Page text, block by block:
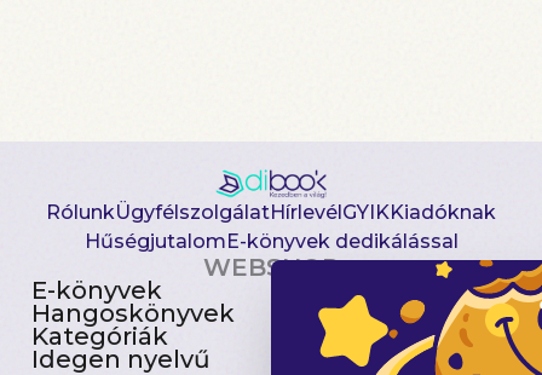
RólunkÜgyfélszolgálatHírlevélGYIKKiadóknak
HűségjutalomE-könyvek dedikálással
WEBSHOP
E-könyvek
Hangoskönyvek
Kategóriák
Idegen nyelvű
Csomagajánlatok
Akciósak
Előjegyezhetők
Újdonságok